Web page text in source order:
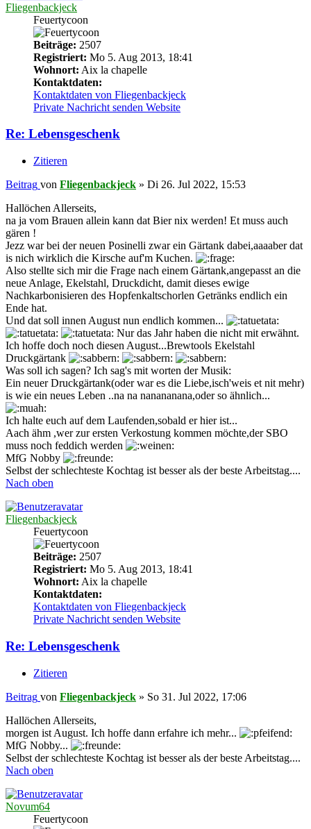
Fliegenbackjeck
Feuertycoon
Beiträge: 2507
Registriert: Mo 5. Aug 2013, 18:41
Wohnort: Aix la chapelle
Kontaktdaten:
Kontaktdaten von Fliegenbackjeck
Private Nachricht senden Website
Re: Lebensgeschenk
Zitieren
Beitrag von Fliegenbackjeck » Di 26. Jul 2022, 15:53
Hallöchen Allerseits,
na ja vom Brauen allein kann dat Bier nix werden! Et muss auch
gären !
Jezz war bei der neuen Posinelli zwar ein Gärtank dabei,aaaaber dat
is nich wirklich die Kirsche auf'm Kuchen.
Also stellte sich mir die Frage nach einem Gärtank,angepasst an die
neue Anlage, Ekelstahl, Druckdicht, damit dieses ewige
Nachkarbonisieren des Hopfenkaltschorlen Getränks endlich ein
Ende hat.
Und dat soll innen August nun endlich kommen...
Nur das Jahr haben die nicht mit erwähnt.
Ich hoffe doch noch diesen August...Brewtools Ekelstahl
Druckgärtank
Was soll ich sagen? Ich sag's mit worten der Musik:
Ein neuer Druckgärtank(oder war es die Liebe,isch'weis et nit mehr)
is wie ein neues Leben ..na na nanananana,oder so ähnlich...
Ich halte euch auf dem Laufenden,sobald er hier ist...
Aach ähm ,wer zur ersten Verkostung kommen möchte,der SBO
muss noch feddich werden
MfG Nobby
Selbst der schlechteste Kochtag ist besser als der beste Arbeitstag....
Nach oben
Fliegenbackjeck
Feuertycoon
Beiträge: 2507
Registriert: Mo 5. Aug 2013, 18:41
Wohnort: Aix la chapelle
Kontaktdaten:
Kontaktdaten von Fliegenbackjeck
Private Nachricht senden Website
Re: Lebensgeschenk
Zitieren
Beitrag von Fliegenbackjeck » So 31. Jul 2022, 17:06
Hallöchen Allerseits,
morgen ist August. Ich hoffe dann erfahre ich mehr...
MfG Nobby...
Selbst der schlechteste Kochtag ist besser als der beste Arbeitstag....
Nach oben
Novum64
Feuertycoon